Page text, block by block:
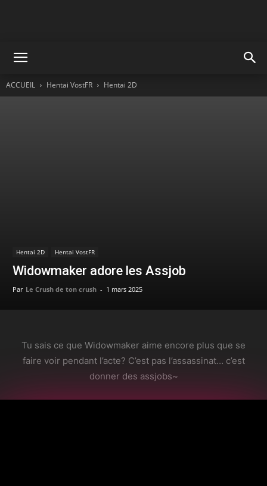
ACCUEIL Hentai VostFR Hentai 2D
Hentai 2D Hentai VostFR
Widowmaker adore les Assjob
Par Le Crush de ton crush - 1 mars 2025
Tu sais ce que Widowmaker aime encore plus que se
faire voir pendant l’acte? C’est pas l’assassinat… c’est
donner des assjobs~